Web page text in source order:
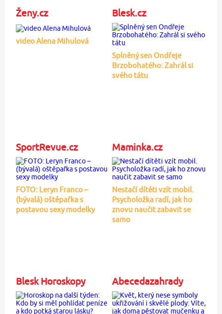
Ženy.cz
video Alena Mihulová
Blesk.cz
Splněný sen Ondřeje
Brzobohatého: Zahrál si
svého tátu
SportRevue.cz
FOTO: Leryn Franco –
(bývalá) oštěpařka s
postavou sexy modelky
Maminka.cz
Nestačí dítěti vzít mobil.
Psycholožka radí, jak ho
znovu naučit zabavit se
samo
Blesk Horoskopy Abecedazahrady